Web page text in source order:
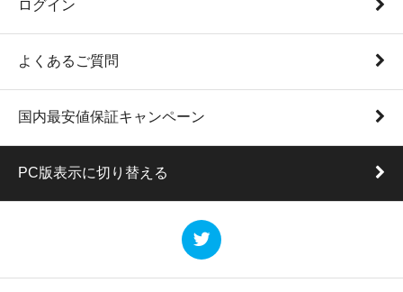
ログイン
よくあるご質問
国内最安値保証キャンペーン
PC版表示に切り替える